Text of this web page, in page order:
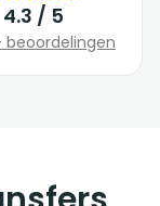
4.3 / 5
beoordelingen